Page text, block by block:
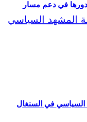
في السنغال
ودورها في دعم مسار